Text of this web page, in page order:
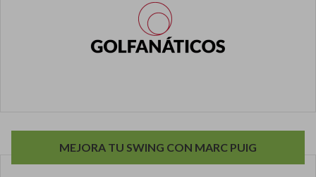
MEJORA TU SWING CON MARC PUIG